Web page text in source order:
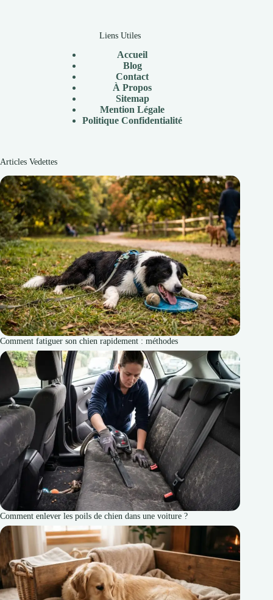
Liens Utiles
Accueil
Blog
Contact
À Propos
Sitemap
Mention Légale
Politique Confidentialité
Articles Vedettes
Comment fatiguer son chien rapidement : méthodes
Comment enlever les poils de chien dans une voiture ?